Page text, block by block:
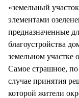
«земельный
элементами
предназначенные
благоустройства
земельном участке
Самое страшное,
случае принятия
которой жители